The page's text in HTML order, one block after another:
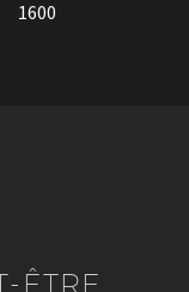
1600
ÊTRE